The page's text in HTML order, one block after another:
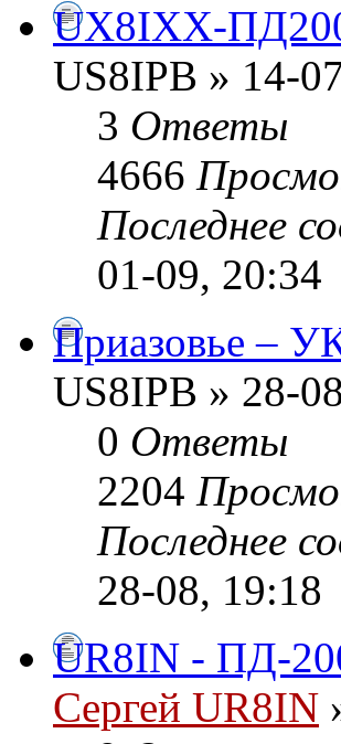
UX8IXX-
US8IPB » 14-
3 Ответы
4666
Последнее
01-09, 20:34
Приазовье –
US8IPB » 28-
0 Ответы
2204
Последнее
28-08, 19:18
UR8IN - ПД-
Сергей UR8IN